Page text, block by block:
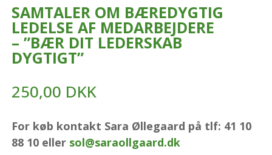
SAMTALER OM BÆREDYGTIG
LEDELSE AF MEDARBEJDERE
– ”BÆR DIT LEDERSKAB
DYGTIGT”
250,00 DKK
For køb kontakt Sara Øllegaard på tlf: 41 10
88 10 eller sol@saraollgaard.dk